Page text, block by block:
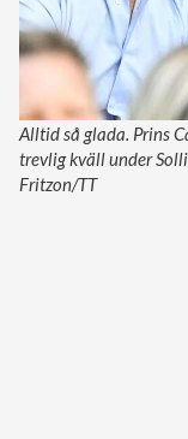
Alltid så glada. Prins
trevlig kväll under
Fritzon/TT